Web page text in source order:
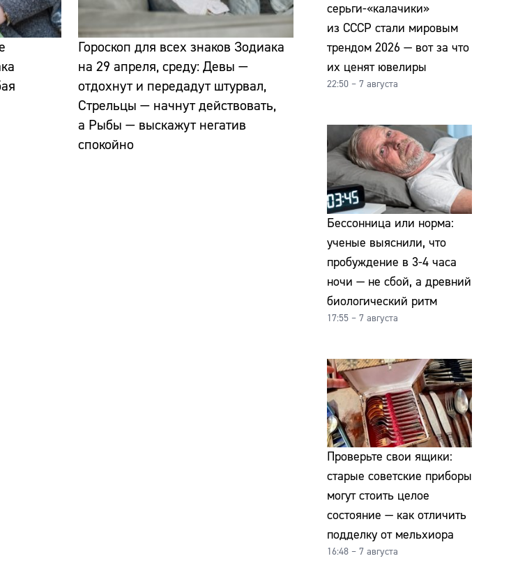
Гороскоп для всех знаков Зодиака
на 29 апреля, среду: Девы —
отдохнут и передадут штурвал,
Стрельцы — начнут действовать,
а Рыбы — выскажут негатив
спокойно
серьги-«калачики»
из СССР стали мировым
трендом 2026 — вот за что
их ценят ювелиры
22:50 – 7 августа
Бессонница или норма:
ученые выяснили, что
пробуждение в 3-4 часа
ночи — не сбой, а древний
биологический ритм
17:55 – 7 августа
Проверьте свои ящики:
старые советские приборы
могут стоить целое
состояние — как отличить
подделку от мельхиора
16:48 – 7 августа
Телефон: